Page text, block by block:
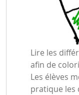
Lire les
afin de
Les élèves
pratique les